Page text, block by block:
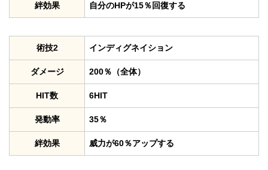
絆効果 自分のHPが15％回復する
術技2 インディグネイション
ダメージ 200％（全体）
HIT数 6HIT
発動率 35％
絆効果 威力が60％アップする